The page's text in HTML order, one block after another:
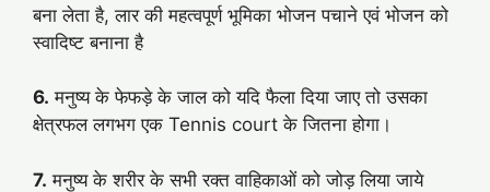
बना लेता है, लार की महत्वपूर्ण भूमिका भोजन पचाने एवं भोजन को
स्वादिष्ट बनाना है
6. मनुष्य के फेफड़े के जाल को यदि फैला दिया जाए तो उसका
क्षेत्रफल लगभग एक Tennis court के जितना होगा।
7. मनुष्य के शरीर के सभी रक्त वाहिकाओं को जोड़ लिया जाये